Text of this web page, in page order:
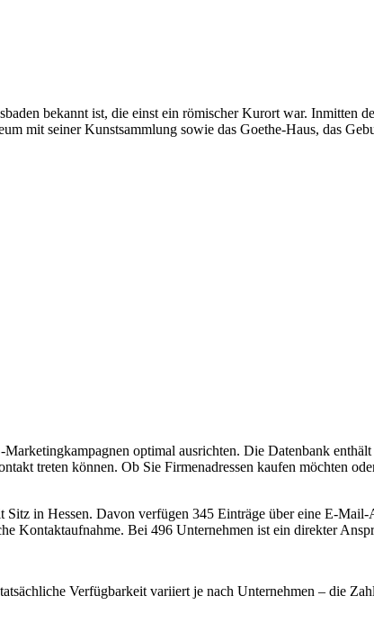
bekannt ist, die einst ein römischer Kurort war. Inmitten
mit seiner Kunstsammlung sowie das Goethe-Haus, das
optimal ausrichten. Die Datenbank
treten können. Ob Sie Firmenadressen kaufen möchten
Sitz in Hessen. Davon verfügen 345 Einträge über eine E-
Kontaktaufnahme. Bei 496 Unternehmen ist ein direkter
Verfügbarkeit variiert je nach Unternehmen – die